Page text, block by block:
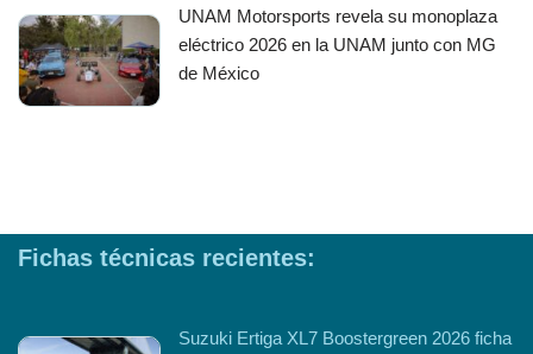
UNAM Motorsports revela su monoplaza
eléctrico 2026 en la UNAM junto con MG
de México
Fichas técnicas recientes:
Suzuki Ertiga XL7 Boostergreen 2026 ficha